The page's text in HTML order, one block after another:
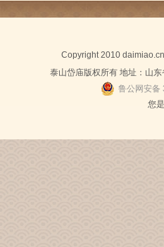
Copyright 2010
泰山岱庙版权所有 地址：山
鲁公网安备
您